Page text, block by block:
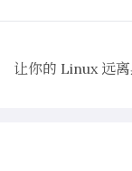
让你的 Linux 远